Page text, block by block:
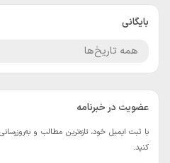
بایگانی
عضویت در خبرنامه
با ثبت ایمیل خود، تازه‌ترین مطالب و
کنید.